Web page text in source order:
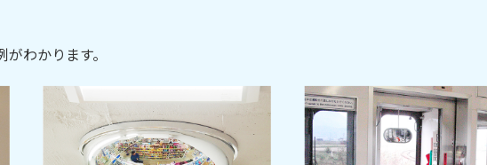
わかります。